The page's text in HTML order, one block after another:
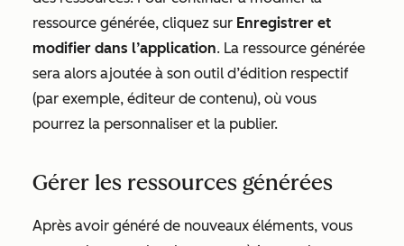
ressource générée, cliquez sur Enregistrer et
modifier dans l’application. La ressource générée
sera alors ajoutée à son outil d’édition respectif
(par exemple, éditeur de contenu), où vous
pourrez la personnaliser et la publier.
Gérer les ressources générées
Après avoir généré de nouveaux éléments, vous